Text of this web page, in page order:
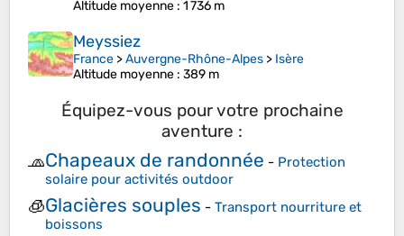
Altitude moyenne : 1 736 m
Meyssiez
France >Auvergne-Rhône-Alpes > Isère
Altitude moyenne : 389 m
Équipez-vous pour votre prochaine
aventure :
🧢Chapeaux de randonnée - Protection
solaire pour activités outdoor
🧊Glacières souples - Transport nourriture et
boissons